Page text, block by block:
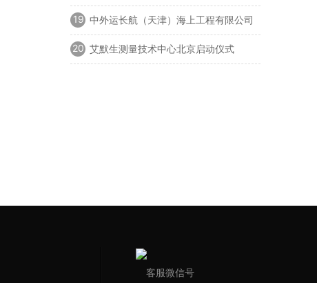
19 中外运长航（天津）海上工程有限公司
开业典礼
20 艾默生测量技术中心北京启动仪式
客服微信号